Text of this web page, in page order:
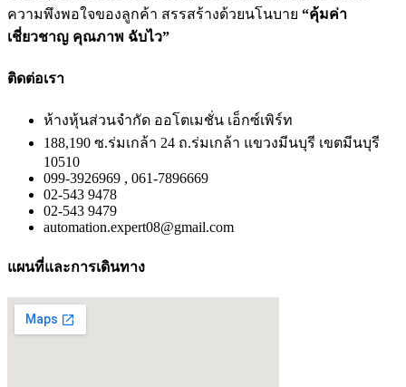
ความพึงพอใจของลูกค้า สรรสร้างด้วยนโนบาย “คุ้มค่า
เชี่ยวชาญ คุณภาพ ฉับไว”
ติดต่อเรา
ห้างหุ้นส่วนจำกัด ออโตเมชั่น เอ็กซ์เพิร์ท
188,190 ซ.ร่มเกล้า 24 ถ.ร่มเกล้า แขวงมีนบุรี เขตมีนบุรี
10510
099-3926969 , 061-7896669
02-543 9478
02-543 9479
automation.expert08@gmail.com
แผนที่และการเดินทาง